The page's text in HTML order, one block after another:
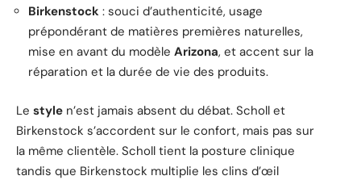
Birkenstock : souci d’authenticité, usage
prépondérant de matières premières naturelles,
mise en avant du modèle Arizona, et accent sur la
réparation et la durée de vie des produits.
Le style n’est jamais absent du débat. Scholl et
Birkenstock s’accordent sur le confort, mais pas sur
la même clientèle. Scholl tient la posture clinique
tandis que Birkenstock multiplie les clins d’œil